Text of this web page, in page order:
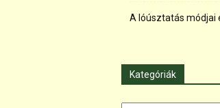
A lóúsztatás módjai
Kategóriák
Kategóriák